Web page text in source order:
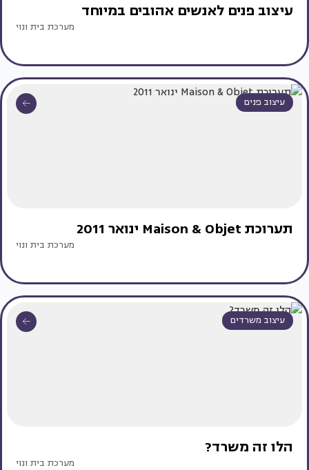
עיצוב פנים לאנשים אהובים במיוחד
מערכת בית ונוי
עיצוב פנים
תערוכת Maison & Objet ינואר 2011
מערכת בית ונוי
עיצוב משרדים
הלו זה משרד?
מערכת בית ונוי